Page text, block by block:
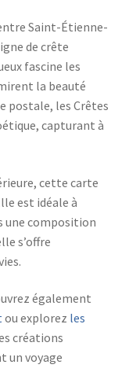
Saint-Étienne-
de crête
fascine les
la beauté
postale, les Crêtes
capturant à
cette carte
est idéale à
une composition
s’offre
également
ou explorez les
créations
un voyage